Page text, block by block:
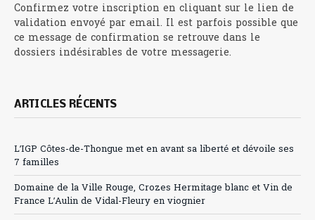
Confirmez votre inscription en cliquant sur le lien de
validation envoyé par email. Il est parfois possible que
ce message de confirmation se retrouve dans le
dossiers indésirables de votre messagerie.
ARTICLES RÉCENTS
L’IGP Côtes-de-Thongue met en avant sa liberté et dévoile ses
7 familles
Domaine de la Ville Rouge, Crozes Hermitage blanc et Vin de
France L’Aulin de Vidal-Fleury en viognier